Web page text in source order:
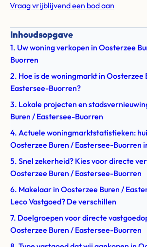
Vraag vrijblijvend een bod aan
Inhoudsopgave
1. Uw woning verkopen in Oosterzee
Buorren
2. Hoe is de woningmarkt in Oosterzee
Eastersee-Buorren?
3. Lokale projecten en
Buren / Eastersee-Buorren
4. Actuele woningmarktstatistieken:
Oosterzee Buren / Eastersee-Buorren
5. Snel zekerheid? Kies voor directe
Oosterzee Buren / Eastersee-Buorren
6. Makelaar in Oosterzee Buren /
Leco Vastgoed? De verschillen
7. Doelgroepen voor directe
Oosterzee Buren / Eastersee-Buorren